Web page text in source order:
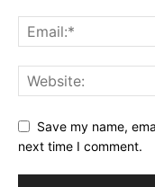
Save my name,
next time I comment.